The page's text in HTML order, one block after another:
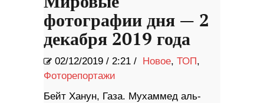
фотографии дня — 2
декабря 2019 года
02/12/2019 / 2:21 / Новое, ТОП,
Фоторепортажи
Бейт Ханун, Газа. Мухаммед аль-